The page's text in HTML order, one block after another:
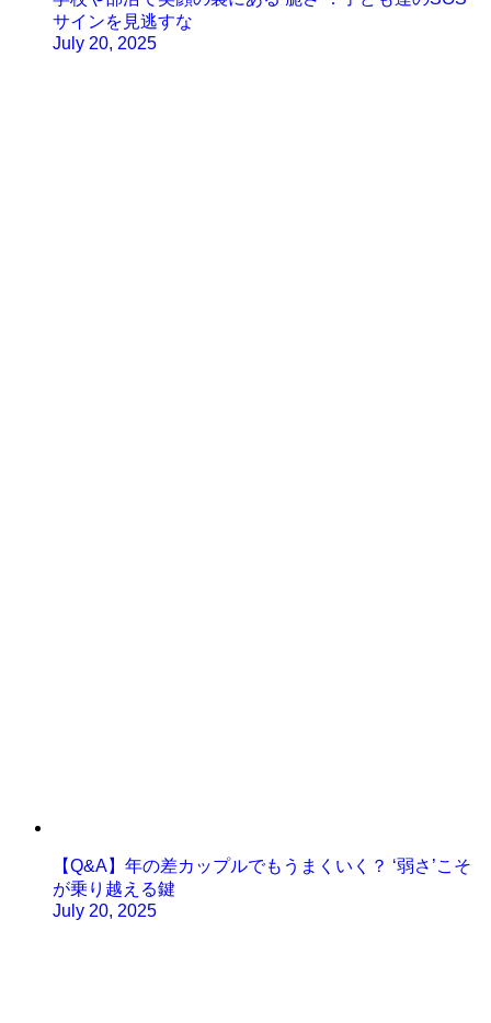
サインを見逃すな
July 20, 2025
【Q&A】年の差カップルでもうまくいく？ ‘弱さ’こそ
が乗り越える鍵
July 20, 2025